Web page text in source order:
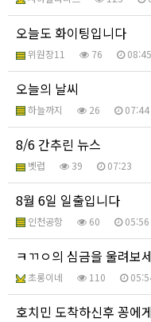
오늘도 화이팅입니다
위원장11 76 08:45
오늘의 날씨
하늘까지 26 07:44
8/6 간추린 뉴스
벳럽 39 07:23
8월 6일 일출입니다
인천공항 60 05:56
ㅋㄲㅇ의 심금을 울려보
초롱이네 110
호치민 도착하신후 꽁에